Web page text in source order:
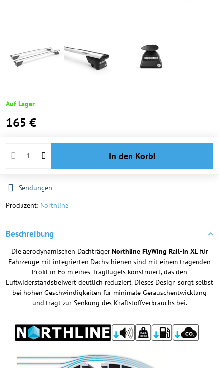
Auf Lager
165 €
In den Korb!
Sendungen
Produzent: Northline
Beschreibung
Die aerodynamischen Dachträger Northline FlyWing Rail-In XLfür
Fahrzeuge mit integrierten Dachschienen sind mit einem tragenden
Profil in Form eines Tragflügels konstruiert, das den
Luftwiderstandsbeiwert deutlich reduziert. Dieses Design sorgt selbst
bei hohen Geschwindigkeiten für minimale Geräuschentwicklung
und trägt zur Senkung des Kraftstoffverbrauchs bei.